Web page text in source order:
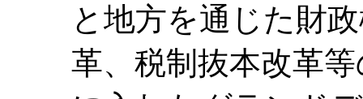
と地方を通じた財
革、税制抜本改革